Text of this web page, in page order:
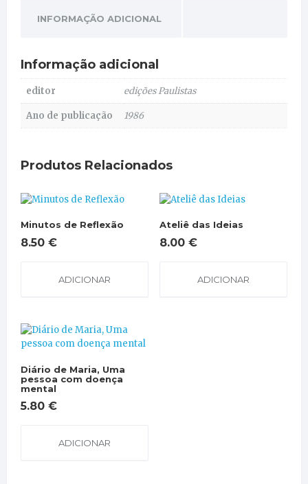
INFORMAÇÃO ADICIONAL
Informação adicional
editor edições Paulistas
Ano de publicação 1986
Produtos Relacionados
Minutos de Reflexão
8.50 €
ADICIONAR
Ateliê das Ideias
8.00 €
ADICIONAR
Diário de Maria, Uma
pessoa com doença
mental
5.80 €
ADICIONAR